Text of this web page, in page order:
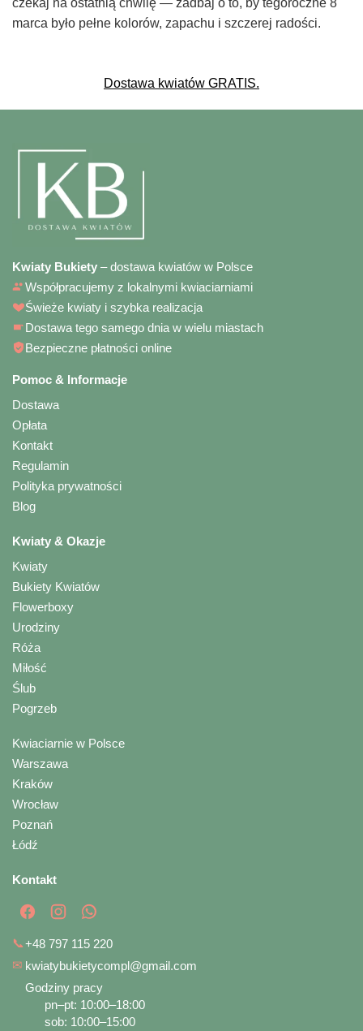
czekaj na ostatnią chwilę — zadbaj o to, by tegoroczne 8
marca było pełne kolorów, zapachu i szczerej radości.
Dostawa kwiatów GRATIS.
Kwiaty Bukiety – dostawa kwiatów w Polsce
Współpracujemy z lokalnymi kwiaciarniami
Świeże kwiaty i szybka realizacja
Dostawa tego samego dnia w wielu miastach
Bezpieczne płatności online
Pomoc & Informacje
Dostawa
Opłata
Kontakt
Regulamin
Polityka prywatności
Blog
Kwiaty & Okazje
Kwiaty
Bukiety Kwiatów
Flowerboxy
Urodziny
Róża
Miłość
Ślub
Pogrzeb
Kwiaciarnie w Polsce
Warszawa
Kraków
Wrocław
Poznań
Łódź
Kontakt
📞+48 797 115 220
✉ kwiatybukietycompl@gmail.com
Godziny pracy
pn–pt: 10:00–18:00
sob: 10:00–15:00